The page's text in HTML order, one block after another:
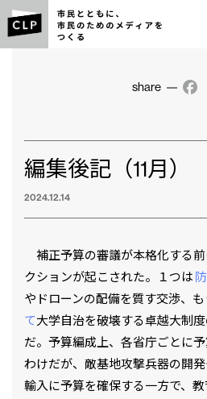
share
編集後記（11月）
2024.12.14
補正予算の審議が本格化する
クションが起こされた。１つは
やドローンの配備を質す交渉、
て大学自治を破壊する卓越大制
だ。予算編成上、各省庁ごとに
わけだが、敵基地攻撃兵器の開
輸入に予算を確保する一方で、